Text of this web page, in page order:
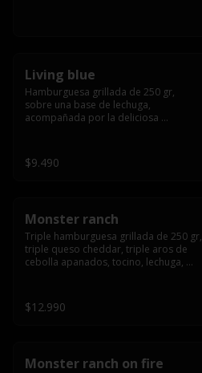
Living blue
Hamburguesa grillada de 250 gr,
sobre una base de lechuga,
acompañada por la deliciosa
wisky jack daniels y salsa de miel.-
$9.490
Monster ranch
Triple hamburguesa grillada de 250 gr,
triple queso cheddar, triple aros de
cebolla apanados, tocino, lechuga,
$12.990
Monster ranch on fire